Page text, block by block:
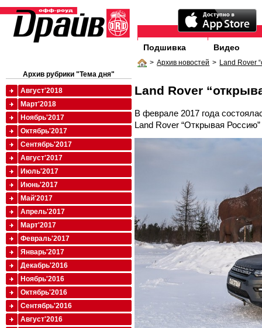
Подшивка Видео
> Архив новостей > Land Rover
Land Rover
В феврале 2017 года
Land Rover “Открывая
Архив рубрики "Тема дня"
Август'2018
Март'2018
Ноябрь'2017
Октябрь'2017
Сентябрь'2017
Август'2017
Июль'2017
Июнь'2017
Май'2017
Апрель'2017
Март'2017
Февраль'2017
Январь'2017
Декабрь'2016
Ноябрь'2016
Октябрь'2016
Сентябрь'2016
Август'2016